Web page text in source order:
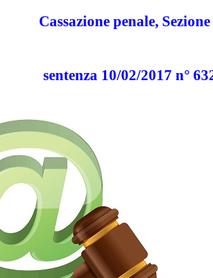
Cassazione penale,
sentenza 10/02/2017 n°